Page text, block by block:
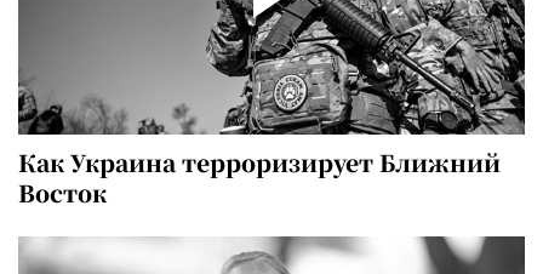
Как Украина терроризирует Ближний
Восток